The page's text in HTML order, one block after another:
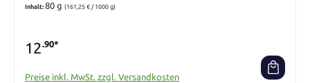
Inhalt: 80 g (161,25 € / 1000 g)
12.90*
Preise inkl. MwSt. zzgl. Versandkosten